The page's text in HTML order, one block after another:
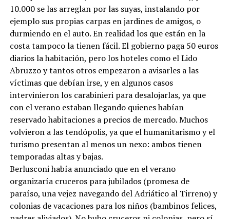
10.000 se las arreglan por las suyas, instalando por
ejemplo sus propias carpas en jardines de amigos, o
durmiendo en el auto. En realidad los que están en la
costa tampoco la tienen fácil. El gobierno paga 50 euros
diarios la habitación, pero los hoteles como el Lido
Abruzzo y tantos otros empezaron a avisarles a las
víctimas que debían irse, y en algunos casos
intervinieron los carabinieri para desalojarlas, ya que
con el verano estaban llegando quienes habían
reservado habitaciones a precios de mercado. Muchos
volvieron a las tendópolis, ya que el humanitarismo y el
turismo presentan al menos un nexo: ambos tienen
temporadas altas y bajas.
Berlusconi había anunciado que en el verano
organizaría cruceros para jubilados (promesa de
paraíso, una vejez navegando del Adriático al Tirreno) y
colonias de vacaciones para los niños (bambinos felices,